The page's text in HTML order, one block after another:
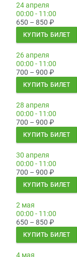
24 апреля
00:00 - 11:00
650 – 850 ₽
КУПИТЬ БИЛЕТ
26 апреля
00:00 - 11:00
700 – 900 ₽
КУПИТЬ БИЛЕТ
28 апреля
00:00 - 11:00
700 – 900 ₽
КУПИТЬ БИЛЕТ
30 апреля
00:00 - 11:00
700 – 900 ₽
КУПИТЬ БИЛЕТ
2 мая
00:00 - 11:00
650 – 850 ₽
КУПИТЬ БИЛЕТ
4 мая